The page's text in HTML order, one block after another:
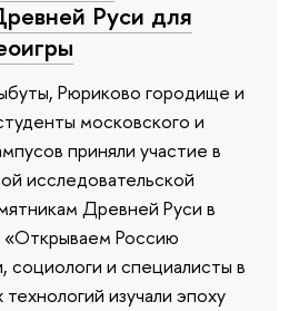
Руси для
Рюриково городище и
московского и
приняли участие в
исследовательской
Древней Руси в
«Открываем Россию
социологи и специалисты в
изучали эпоху